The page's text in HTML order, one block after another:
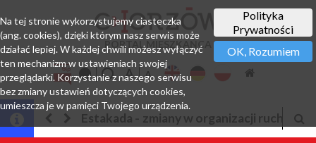
PORTAL MIESZKAŃCA
- zmiany w organizacji ruchuJesteśmy w EZD
Polityka
Prywatności
OK, Rozumiem
Na tej stronie wykorzystujemy ciasteczka
(ang. cookies), dzięki którym nasz serwis może
działać lepiej. W każdej chwili możesz wyłączyć
ten mechanizm w ustawieniach swojej
przeglądarki. Korzystanie z naszego serwisu
bez zmiany ustawień dotyczących cookies,
umieszcza je w pamięci Twojego urządzenia.